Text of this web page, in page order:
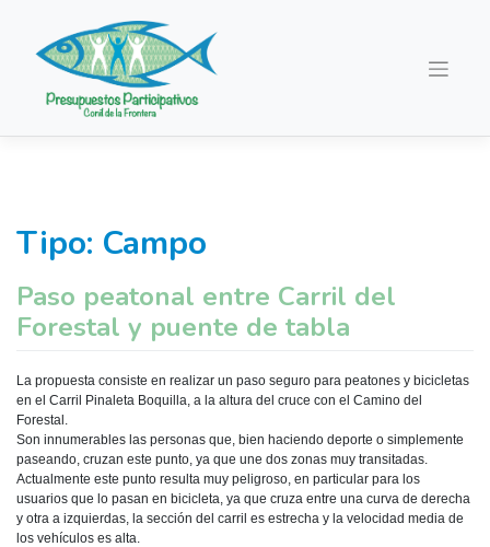
contenido
Tipo: Campo
Paso peatonal entre Carril del
Forestal y puente de tabla
La propuesta consiste en realizar un paso seguro para peatones y bicicletas
en el Carril Pinaleta Boquilla, a la altura del cruce con el Camino del
Forestal.
Son innumerables las personas que, bien haciendo deporte o simplemente
paseando, cruzan este punto, ya que une dos zonas muy transitadas.
Actualmente este punto resulta muy peligroso, en particular para los
usuarios que lo pasan en bicicleta, ya que cruza entre una curva de derecha
y otra a izquierdas, la sección del carril es estrecha y la velocidad media de
los vehículos es alta.